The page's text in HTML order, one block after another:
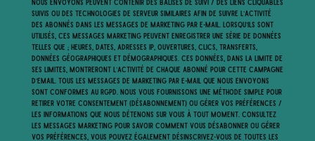
nous envoyons peuvent contenir des balises de suivi / des liens cliquables
suivis ou des technologies de serveur similaires afin de suivre l’activité
des abonnés dans les messages de marketing par e-mail. Lorsqu’ils sont
utilisés, ces messages marketing peuvent enregistrer une série de données
telles que ; heures, dates, adresses IP, ouvertures, clics, transferts,
données géographiques et démographiques. Ces données, dans la limite de
ses limites, montreront l’activité de chaque abonné pour cette campagne
d’email. Tous les messages de marketing par e-mail que nous envoyons
sont conformes au RGPD. Nous vous fournissons une méthode simple pour
retirer votre consentement (désabonnement) ou gérer vos préférences /
les informations que nous détenons sur vous à tout moment. Consultez
les messages marketing pour savoir comment vous désabonner ou gérer
vos préférences, vous pouvez également désinscrivez-vous de toutes les